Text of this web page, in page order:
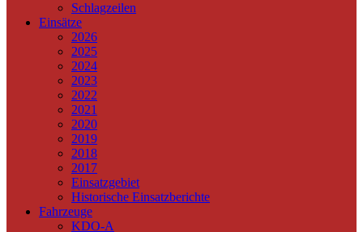
Schlagzeilen
Einsätze
2026
2025
2024
2023
2022
2021
2020
2019
2018
2017
Einsatzgebiet
Historische Einsatzberichte
Fahrzeuge
KDO-A